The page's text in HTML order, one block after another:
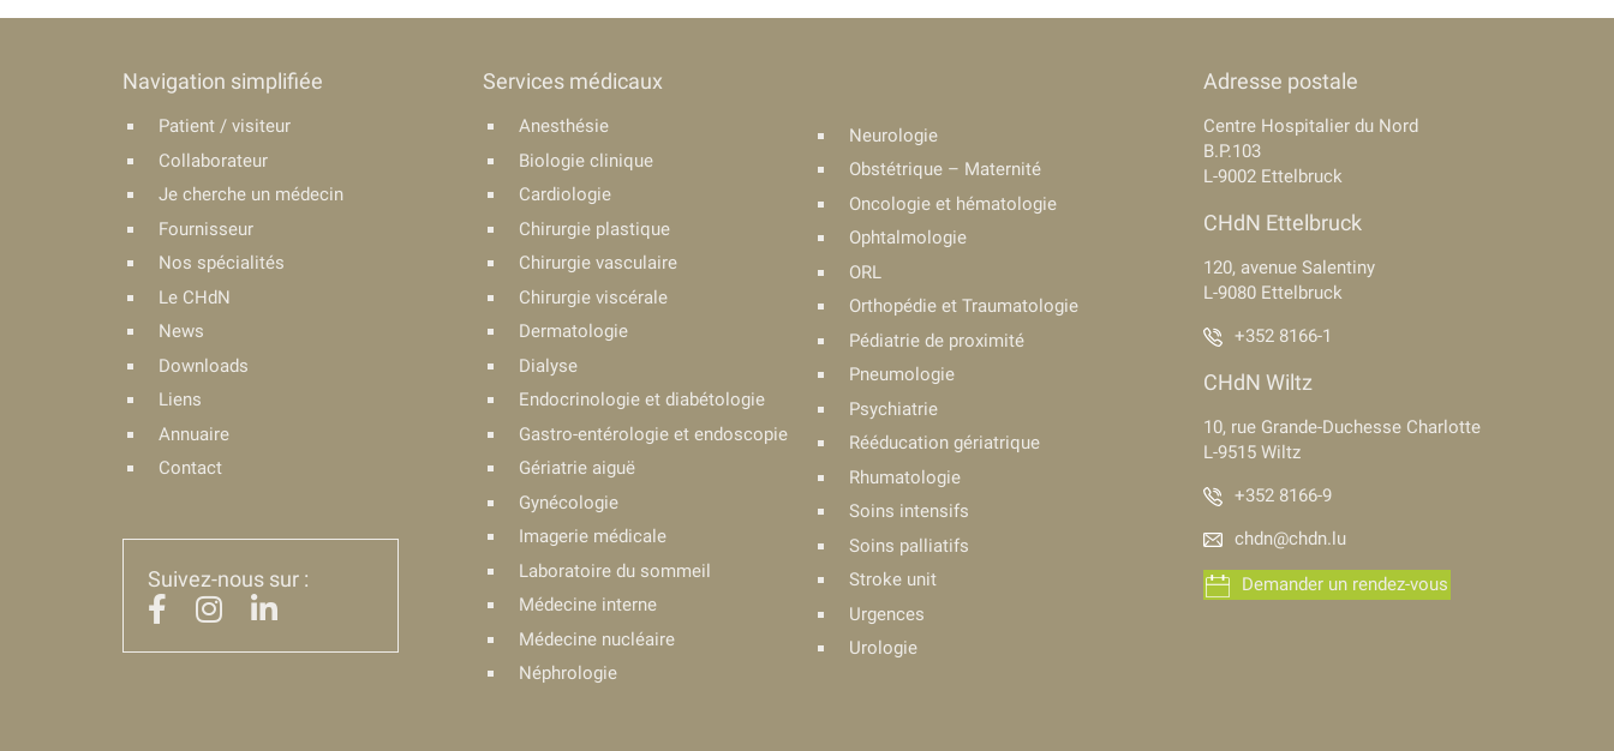
Navigation simplifiée
Patient / visiteur
Collaborateur
Je cherche un médecin
Fournisseur
Nos spécialités
Le CHdN
News
Downloads
Liens
Annuaire
Contact
Suivez-nous sur :
Services médicaux
Anesthésie
Biologie clinique
Cardiologie
Chirurgie plastique
Chirurgie vasculaire
Chirurgie viscérale
Dermatologie
Dialyse
Endocrinologie et diabétologie
Gastro-entérologie et endoscopie
Gériatrie aiguë
Gynécologie
Imagerie médicale
Laboratoire du sommeil
Médecine interne
Médecine nucléaire
Néphrologie
Neurologie
Obstétrique – Maternité
Oncologie et hématologie
Ophtalmologie
ORL
Orthopédie et Traumatologie
Pédiatrie de proximité
Pneumologie
Psychiatrie
Rééducation gériatrique
Rhumatologie
Soins intensifs
Soins palliatifs
Stroke unit
Urgences
Urologie
Adresse postale
Centre Hospitalier du Nord
B.P.103
L-9002 Ettelbruck
CHdN Ettelbruck
120, avenue Salentiny
L-9080 Ettelbruck
+352 8166-1
CHdN Wiltz
10, rue Grande-Duchesse Charlotte
L-9515 Wiltz
+352 8166-9
chdn@chdn.lu
Demander un rendez-vous